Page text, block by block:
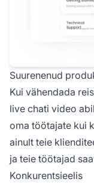
Suurenenud
Kui vähendada
live chati video
oma töötajate kui
ainult teie
ja teie töötajad
Konkurentsieelis